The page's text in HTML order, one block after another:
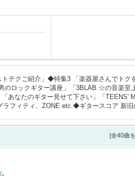
テクご紹介」◆特集3 「楽器屋さんでトク
のロックギター講座」「3BLAB.☆の音楽至
あなたのギター見せて下さい」「TEENS'
フィティ、ZONE etc.◆ギタースコア 新旧
[全40曲